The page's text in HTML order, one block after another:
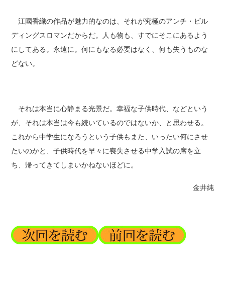
江國香織の作品が魅力的なのは、それが究極のアンチ・ビル
ディングスロマンだからだ。人も物も、すでにそこにあるよう
にしてある。永遠に。何にもなる必要はなく、何も失うものな
どない。
それは本当に心静まる光景だ。幸福な子供時代、などという
が、それは本当は今も続いているのではないか、と思わせる。
これから中学生になろうという子供もまた、いったい何にさせ
たいのかと、子供時代を早々に喪失させる中学入試の席を立
ち、帰ってきてしまいかねないほどに。
金井純